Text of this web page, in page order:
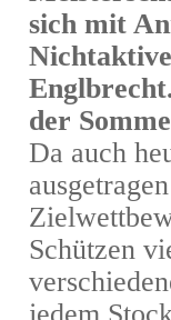
sich mit
der
Da auch
Schützen